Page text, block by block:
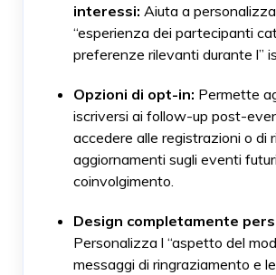
interessi: Aiuta a
“esperienza dei partecipanti
preferenze rilevanti durante l”
Opzioni di opt-in: Permette
iscriversi ai follow-up post-
accedere alle registrazioni o di
aggiornamenti sugli eventi
coinvolgimento.
Design completamente
Personalizza l “aspetto del
messaggi di ringraziamento e